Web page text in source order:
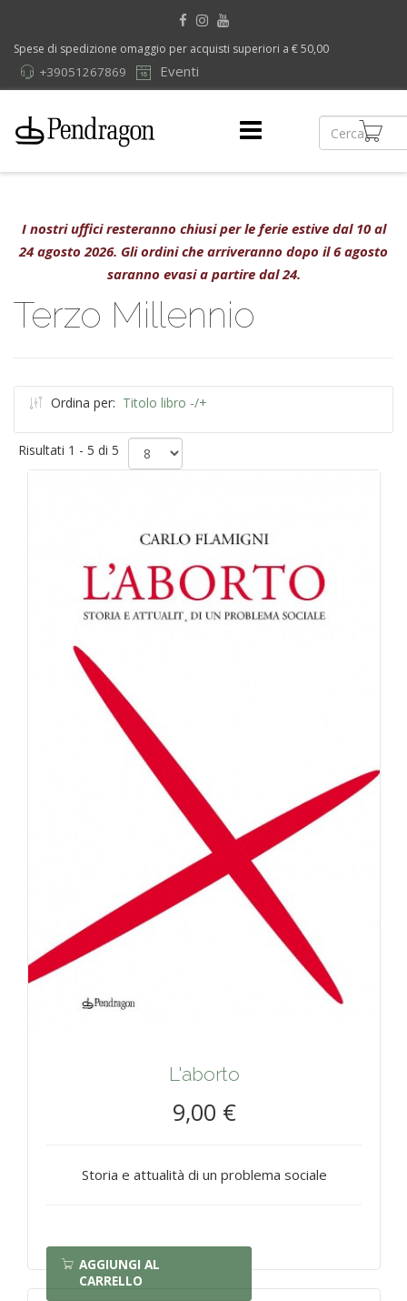
Spese di spedizione omaggio per acquisti superiori a € 50,00
Eventi
+39051267869
I nostri uffici resteranno chiusi per le ferie estive dal 10 al
24 agosto 2026. Gli ordini che arriveranno dopo il 6 agosto
saranno evasi a partire dal 24.
Terzo Millennio
Ordina per: Titolo libro -/+
Risultati 1 - 5 di 5
L'aborto
9,00 €
Storia e attualità di un problema sociale
AGGIUNGI AL
CARRELLO